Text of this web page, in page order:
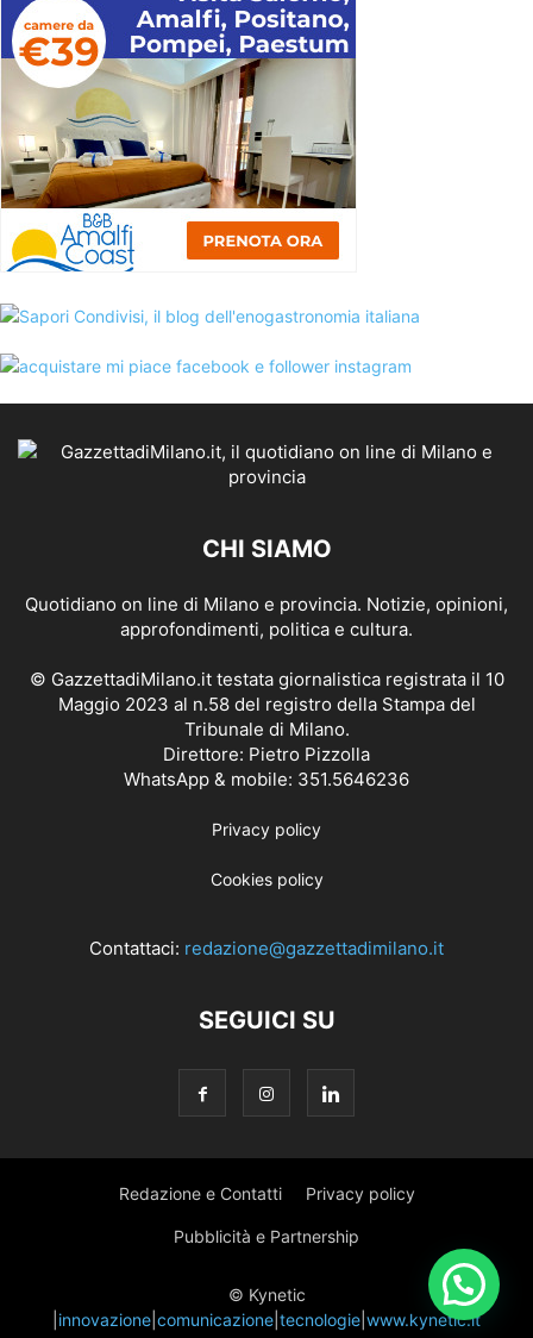
CHI SIAMO
Quotidiano on line di Milano e provincia. Notizie, opinioni,
approfondimenti, politica e cultura.
© GazzettadiMilano.it testata giornalistica registrata il 10
Maggio 2023 al n.58 del registro della Stampa del
Tribunale di Milano.
Direttore: Pietro Pizzolla
WhatsApp & mobile: 351.5646236
Privacy policy
Cookies policy
Contattaci: redazione@gazzettadimilano.it
SEGUICI SU
Redazione e Contatti Privacy policy
Pubblicità e Partnership
© Kynetic
innovazione comunicazione tecnologie www.kynetic.it